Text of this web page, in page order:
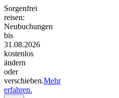
Sorgenfrei
reisen:
Neubuchungen
bis
31.08.2026
kostenlos
ändern
oder
verschieben.Mehr
erfahren.